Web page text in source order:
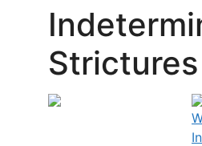
Strictures